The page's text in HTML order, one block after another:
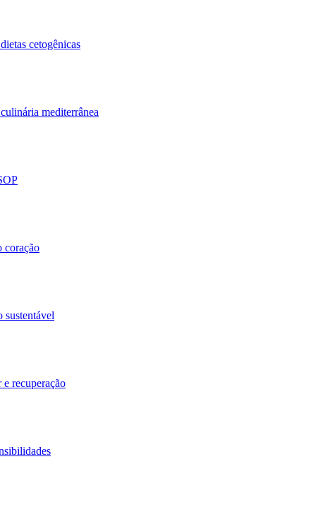
cetogênicas
mediterrânea
coração
sustentável
recuperação